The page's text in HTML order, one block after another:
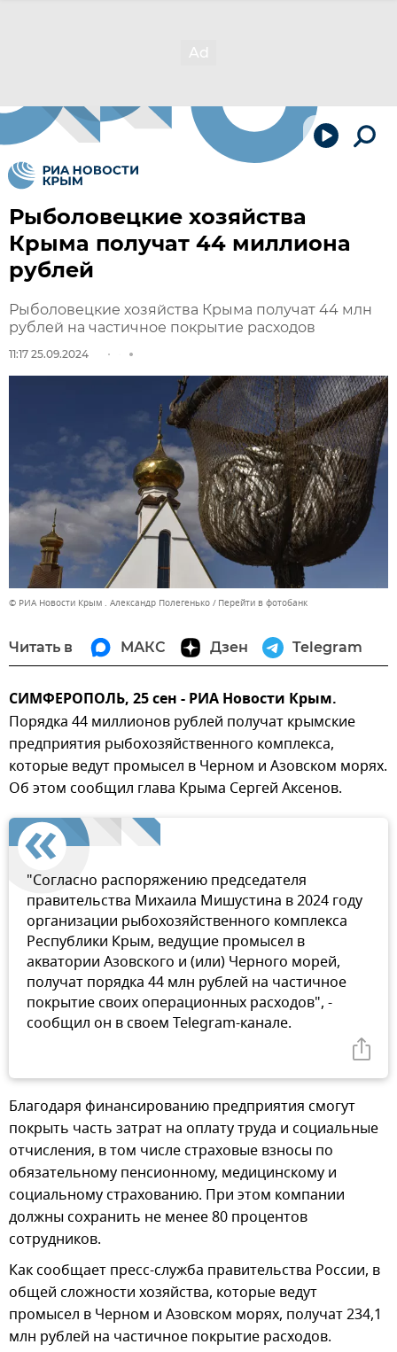
Рыболовецкие хозяйства
Крыма получат 44 миллиона
рублей
Рыболовецкие хозяйства Крыма получат 44 млн
рублей на частичное покрытие расходов
11:17 25.09.2024
© РИА Новости Крым . Александр Полегенько Перейти в фотобанк
Читать в МАКС Дзен Telegram
СИМФЕРОПОЛЬ, 25 сен - РИА Новости Крым.
Порядка 44 миллионов рублей получат крымские
предприятия рыбохозяйственного комплекса,
которые ведут промысел в Черном и Азовском морях.
Об этом сообщил глава Крыма Сергей Аксенов.
"Согласно распоряжению председателя
правительства Михаила Мишустина в 2024 году
организации рыбохозяйственного комплекса
Республики Крым, ведущие промысел в
акватории Азовского и (или) Черного морей,
получат порядка 44 млн рублей на частичное
покрытие своих операционных расходов", -
сообщил он в своем Telegram-канале.
Благодаря финансированию предприятия смогут
покрыть часть затрат на оплату труда и социальные
отчисления, в том числе страховые взносы по
обязательному пенсионному, медицинскому и
социальному страхованию. При этом компании
должны сохранить не менее 80 процентов
сотрудников.
Как сообщает пресс-служба правительства России, в
общей сложности хозяйства, которые ведут
промысел в Черном и Азовском морях, получат 234,1
млн рублей на частичное покрытие расходов.